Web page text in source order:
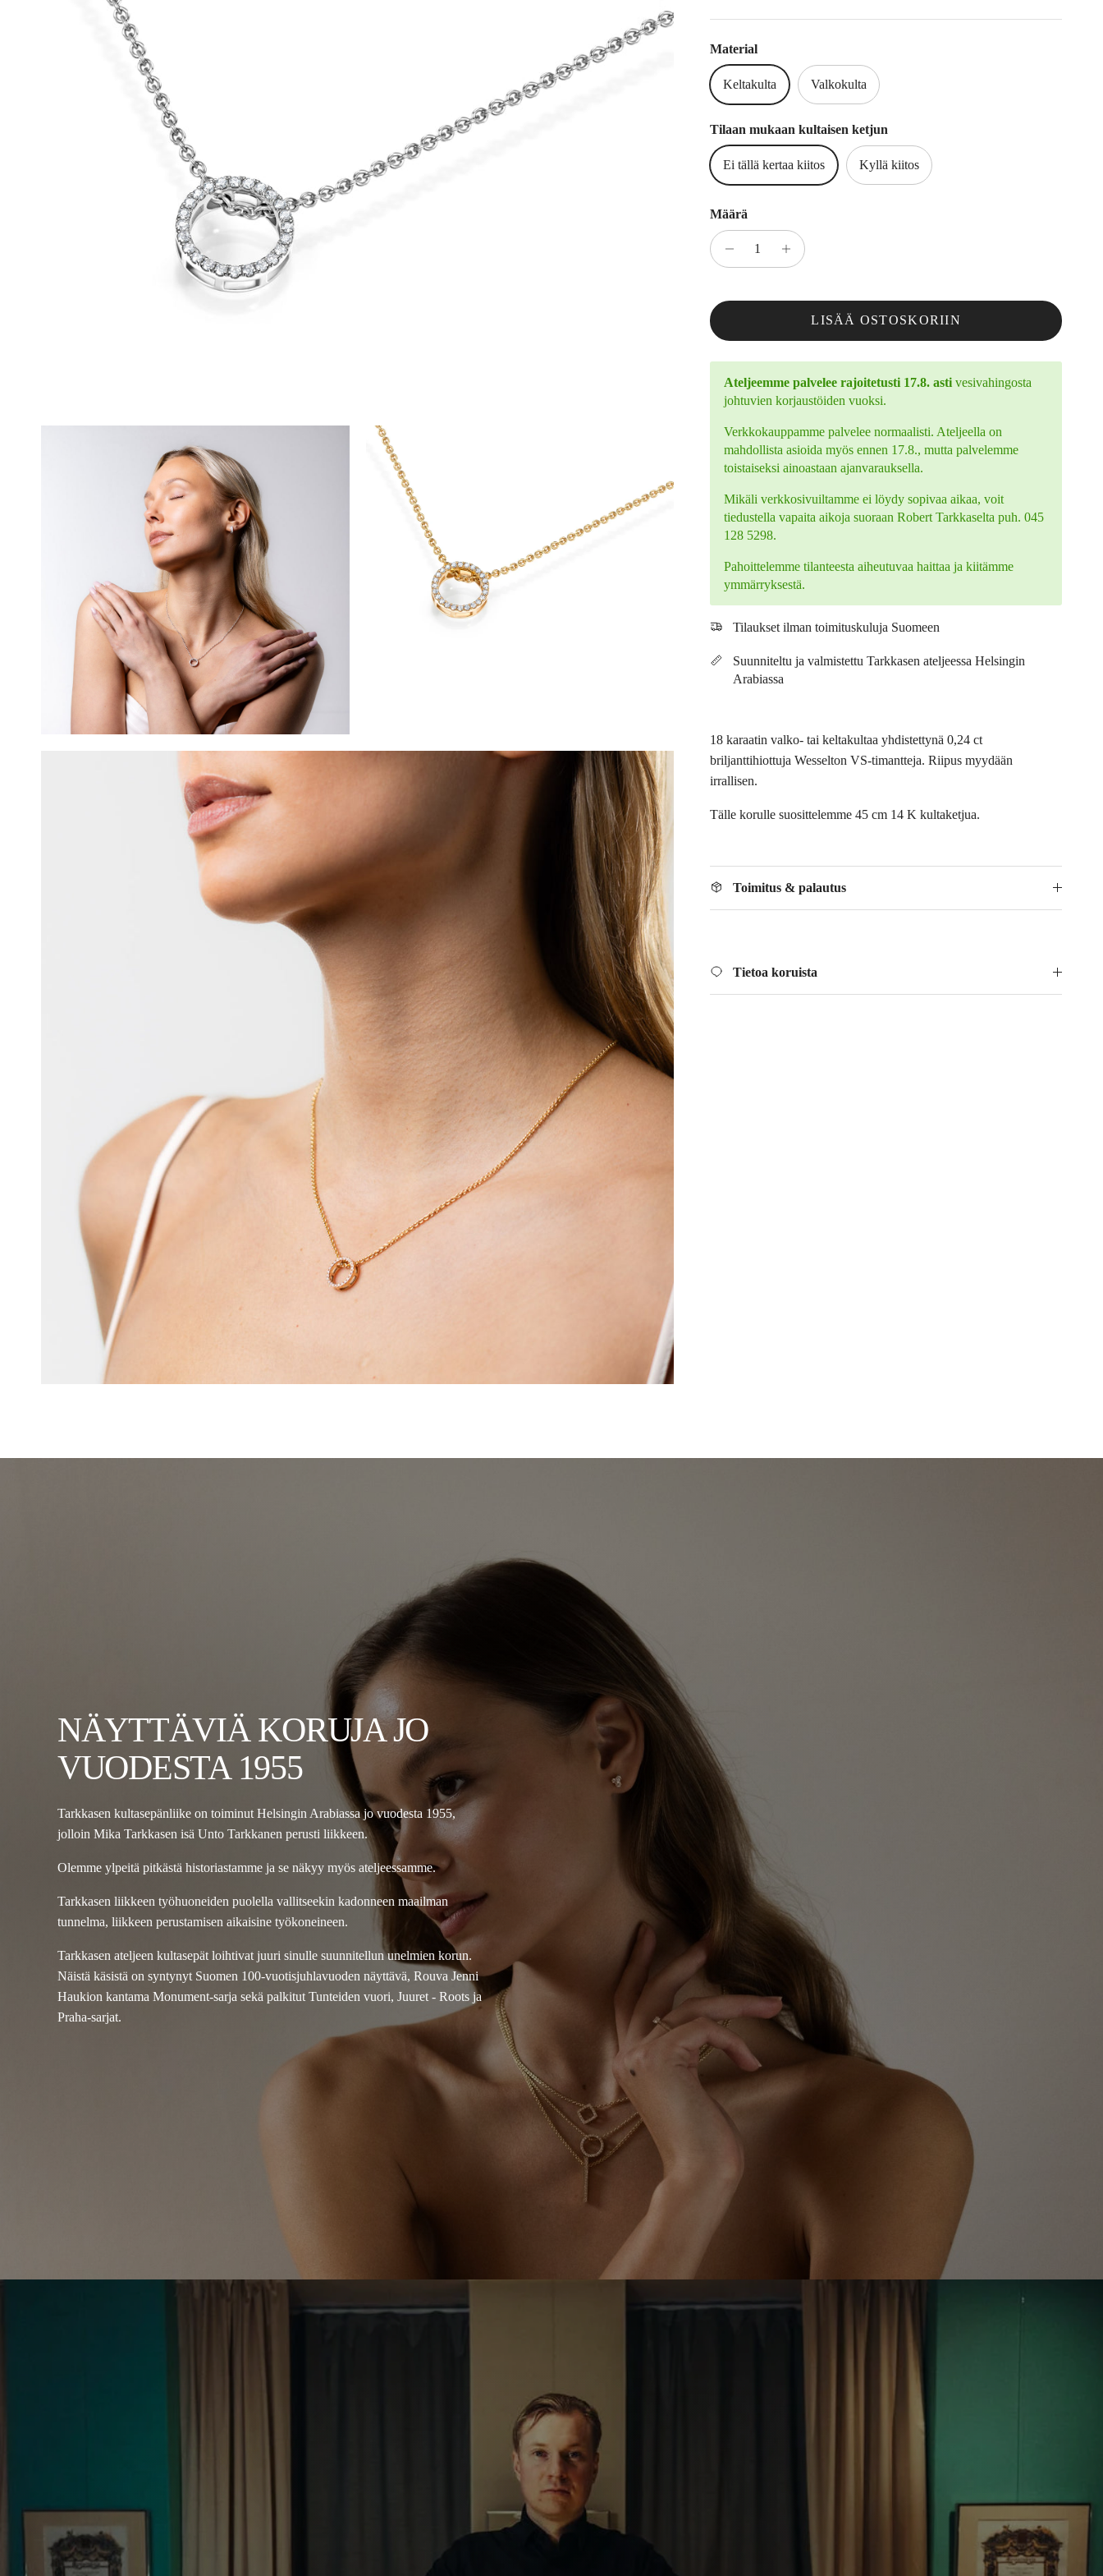
Material
Keltakulta Valkokulta
Tilaan mukaan kultaisen ketjun
Ei tällä kertaa kiitos Kyllä kiitos
Määrä
LISÄÄ OSTOSKORIIN
Ateljeemme palvelee rajoitetusti 17.8. astivesivahingosta
johtuvien korjaustöiden vuoksi.
Verkkokauppamme palvelee normaalisti. Ateljeella on
mahdollista asioida myös ennen 17.8., mutta palvelemme
toistaiseksi ainoastaan ajanvarauksella.
Mikäli verkkosivuiltamme ei löydy sopivaa aikaa, voit
tiedustella vapaita aikoja suoraan Robert Tarkkaselta puh. 045
128 5298.
Pahoittelemme tilanteesta aiheutuvaa haittaa ja kiitämme
ymmärryksestä.
Tilaukset ilman toimituskuluja Suomeen
Suunniteltu ja valmistettu Tarkkasen ateljeessa Helsingin
Arabiassa
18 karaatin valko- tai keltakultaa yhdistettynä 0,24 ct
briljanttihiottuja Wesselton VS-timantteja. Riipus myydään
irrallisen.
Tälle korulle suosittelemme 45 cm 14 K kultaketjua.
Toimitus & palautus
Tietoa koruista
NÄYTTÄVIÄ KORUJA JO
VUODESTA 1955
Tarkkasen kultasepänliike on toiminut Helsingin Arabiassa jo vuodesta 1955,
jolloin Mika Tarkkasen isä Unto Tarkkanen perusti liikkeen.
Olemme ylpeitä pitkästä historiastamme ja se näkyy myös ateljeessamme.
Tarkkasen liikkeen työhuoneiden puolella vallitseekin kadonneen maailman
tunnelma, liikkeen perustamisen aikaisine työkoneineen.
Tarkkasen ateljeen kultasepät loihtivat juuri sinulle suunnitellun unelmien korun.
Näistä käsistä on syntynyt Suomen 100-vuotisjuhlavuoden näyttävä, Rouva Jenni
Haukion kantama Monument-sarja sekä palkitut Tunteiden vuori, Juuret - Roots ja
Praha-sarjat.